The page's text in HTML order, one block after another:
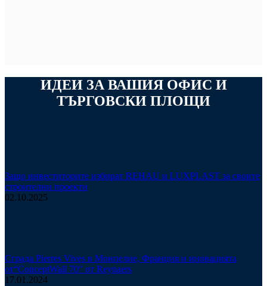
ИДЕИ ЗА ВАШИЯ ОФИС И
ТЪРГОВСКИ ПЛОЩИ
Защо инвеститорите избират REHAU и LUXPLAST за своите
строителни проекти
02.10.2025
Сграда Pierres Vives в Монпелие, Франция и иновацията
от“ConceptWall 70″ от Reynaers
17.01.2024